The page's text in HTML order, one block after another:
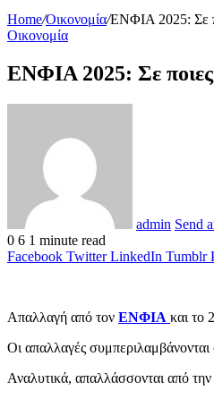
Home/Οικονομία/ΕΝΦΙΑ 2025: Σε
Οικονομία
ΕΝΦΙΑ 2025: Σε ποιες
admin Send
0 6 1 minute read
Facebook Twitter LinkedIn Tumblr
Απαλλαγή από τον ΕΝΦΙΑ και το
Οι απαλλαγές
Αναλυτικά, απαλλάσσονται από την